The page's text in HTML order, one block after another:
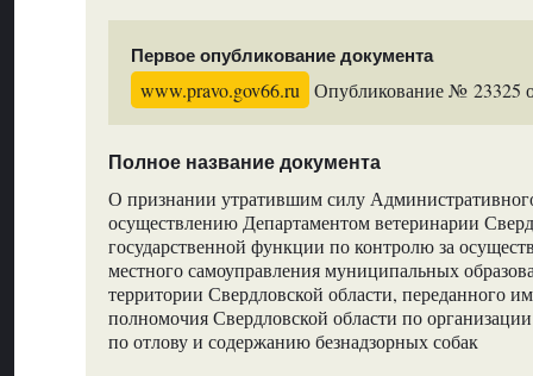
Первое опубликование документа
www.pravo.gov66.ru Опубликование № 23325
Полное название документа
О признании утратившим силу
осуществлению Департаментом ветеринарии
государственной функции по контролю за
местного самоуправления муниципальных
территории Свердловской области, переданного
полномочия Свердловской области по
по отлову и содержанию безнадзорных собак